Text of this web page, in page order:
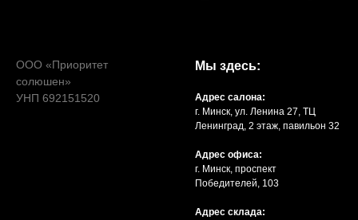
ООО «Приоритет
солюшен»
УНП 692151520
Мы здесь:
Адрес салона:
г. Минск, ул. Ленина 27, ТЦ
Ленинград, 2 этаж, павильон 32
Адрес офиса:
г. Минск, проспект
Победителей, 103
Адрес склада: